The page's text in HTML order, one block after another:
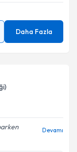
Daha Fazla
Devamı